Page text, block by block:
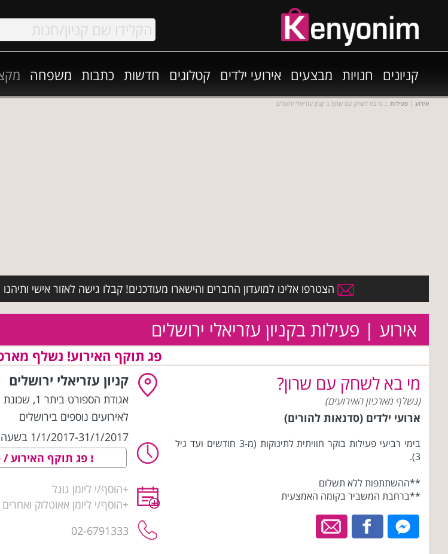
קניונים חנויות מבצעים אירועי ילדים קטלוגים חדשות כתבות משפחה
אירוע | פעילות :: מי בא לשחק עם שרון? ב קניון עזריאלי ירושלים
הצטרפו אלינו למועדון החברים והישארו מעודכנים! קבלו גישה לאזור אישי ותיהנו
אירוע | פעילות בקניון עזריאלי ירושלים
פג תוקף האירוע! נשלף
מי בא לשחק עם שרון?
(נשלף מארכיון האירועים)
ארועי ילדים (סדנאות להורים)
בימי רביעי פעילות בוקר חוויתית לתינוקות (מ-3 חודשים ועד גיל
3).
**ההשתתפות ללא תשלום
**ברחבת המשביר בקומה האמצעית
קניון עזריאלי ירושלים
אגודת הספורט ביתר 1, שכונת מלחה
לאירועים נוספים בירושלים
1/1/2017-31/1/2017 בשעה 11:00
פג תוקף האירוע /
+הוסף/י ליומן גוגל
+הוסף/י ליומן אאוטלוק ואחרים
02-6791333